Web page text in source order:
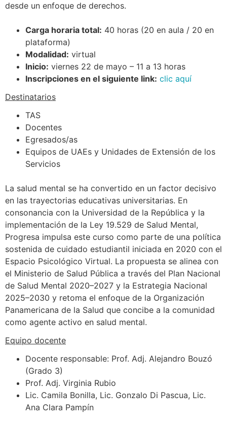
desde un enfoque de derechos.
Carga horaria total: 40 horas (20 en aula / 20 en
plataforma)
Modalidad: virtual
Inicio: viernes 22 de mayo – 11 a 13 horas
Inscripciones en el siguiente link: clic aquí
Destinatarios
TAS
Docentes
Egresados/as
Equipos de UAEs y Unidades de Extensión de los
Servicios
La salud mental se ha convertido en un factor decisivo
en las trayectorias educativas universitarias. En
consonancia con la Universidad de la República y la
implementación de la Ley 19.529 de Salud Mental,
Progresa impulsa este curso como parte de una política
sostenida de cuidado estudiantil iniciada en 2020 con el
Espacio Psicológico Virtual. La propuesta se alinea con
el Ministerio de Salud Pública a través del Plan Nacional
de Salud Mental 2020–2027 y la Estrategia Nacional
2025–2030 y retoma el enfoque de la Organización
Panamericana de la Salud que concibe a la comunidad
como agente activo en salud mental.
Equipo docente
Docente responsable: Prof. Adj. Alejandro Bouzó
(Grado 3)
Prof. Adj. Virginia Rubio
Lic. Camila Bonilla, Lic. Gonzalo Di Pascua, Lic.
Ana Clara Pampín